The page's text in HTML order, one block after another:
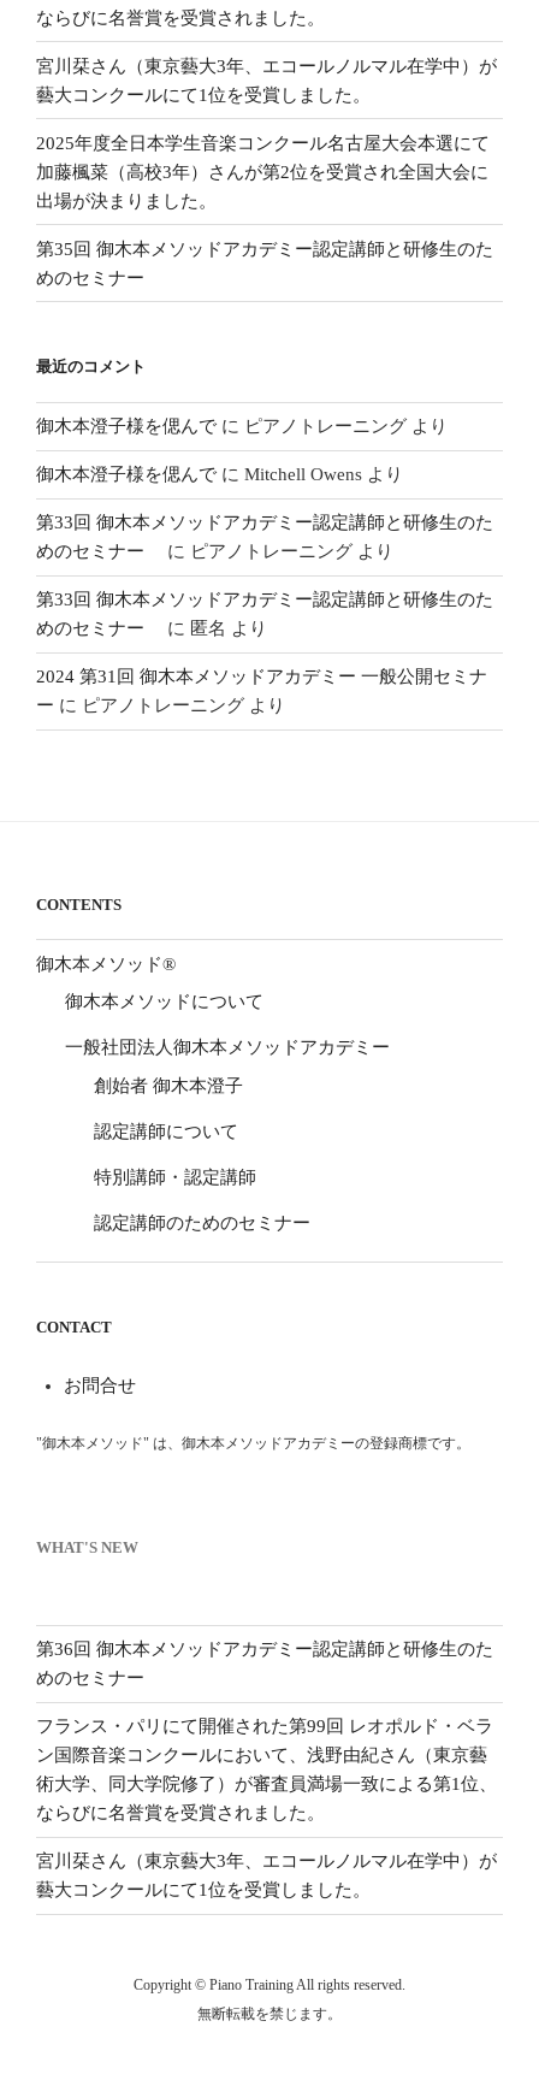
ならびに名誉賞を受賞されました。
宮川栞さん（東京藝大3年、エコールノルマル在学中）が
藝大コンクールにて1位を受賞しました。
2025年度全日本学生音楽コンクール名古屋大会本選にて
加藤楓菜（高校3年）さんが第2位を受賞され全国大会に
出場が決まりました。
第35回 御木本メソッドアカデミー認定講師と研修生のた
めのセミナー
最近のコメント
御木本澄子様を偲んで に ピアノトレーニング より
御木本澄子様を偲んで に Mitchell Owens より
第33回 御木本メソッドアカデミー認定講師と研修生のた
めのセミナー
に ピアノトレーニング より
第33回 御木本メソッドアカデミー認定講師と研修生のた
めのセミナー
に 匿名 より
2024 第31回 御木本メソッドアカデミー 一般公開セミナ
ー に ピアノトレーニング より
CONTENTS
御木本メソッド®
御木本メソッドについて
一般社団法人御木本メソッドアカデミー
創始者 御木本澄子
認定講師について
特別講師・認定講師
認定講師のためのセミナー
CONTACT
お問合せ
"御木本メソッド" は、御木本メソッドアカデミーの登録商標です。
WHAT'S NEW
第36回 御木本メソッドアカデミー認定講師と研修生のた
めのセミナー
フランス・パリにて開催された第99回 レオポルド・ベラ
ン国際音楽コンクールにおいて、浅野由紀さん（東京藝
術大学、同大学院修了）が審査員満場一致による第1位、
ならびに名誉賞を受賞されました。
宮川栞さん（東京藝大3年、エコールノルマル在学中）が
藝大コンクールにて1位を受賞しました。
Copyright © Piano Training All rights reserved.
無断転載を禁じます。